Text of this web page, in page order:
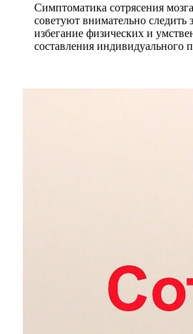
Симптоматика сотрясения
советуют внимательно
избегание физических и
составления индивидуального